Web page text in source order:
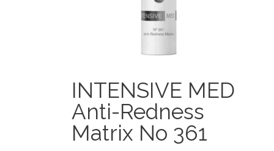
INTENSIVE MED
Anti-Redness
Matrix No 361